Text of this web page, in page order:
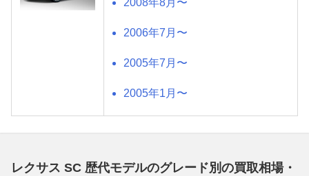
2008年8月〜
2006年7月〜
2005年7月〜
2005年1月〜
レクサス SC 歴代モデルのグレード別の買取相場・